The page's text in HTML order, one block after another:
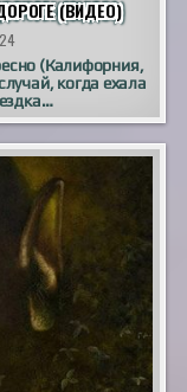
(ВИДЕО)
(Калифорния,
когда ехала